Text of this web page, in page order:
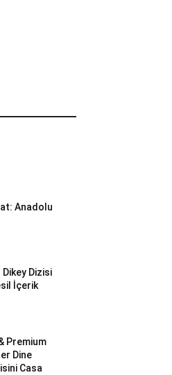
Anadolu
Dikey Dizisi
İçerik
Premium
Dine
Casa